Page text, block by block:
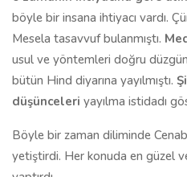
böyle bir insana ihtiyacı vardı.
Mesela tasavvuf bulanmıştı.
usul ve yöntemleri doğru
bütün Hind diyarına yayılmıştı.
düşünceleri yayılma istidadı
Böyle bir zaman diliminde
yetiştirdi. Her konuda en güzel